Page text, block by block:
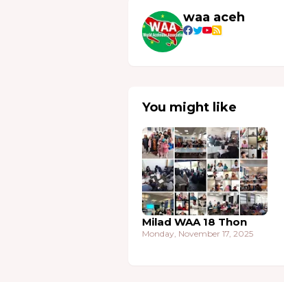
waa aceh
You might like
Milad WAA 18 Thon
Monday, November 17, 2025